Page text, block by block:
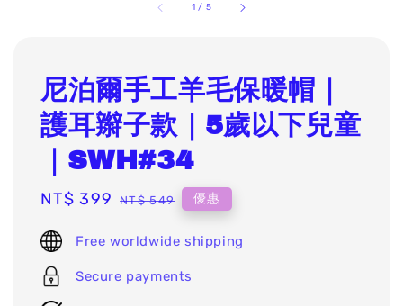
1 / 5
尼泊爾手工羊毛保暖帽｜
護耳辮子款｜5歲以下兒童
｜SWH#34
Sale
NT$ 399 Regular
NT$ 549 優惠
Free worldwide shipping
Secure payments